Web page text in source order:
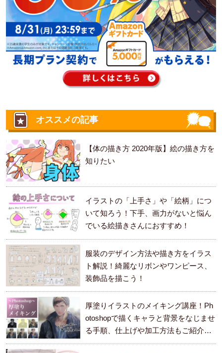
オススメの記事
【体の描き方 2020年版】絵の描き方を
知りたい
イラストの「上手さ」や「絵柄」につ
いて知ろう！下手、画力がないと悩ん
でいる絵描きさんにおすすめ！
服装のデザイン方法や描き方をイラス
ト解説！綺麗なリボンやワンピース、
装飾品を描こう！
厚塗りイラストのメイキング講座！Ph
otoshopで描くキャラと背景をなじませ
る手順、仕上げや加工方法もご紹介し
ます。